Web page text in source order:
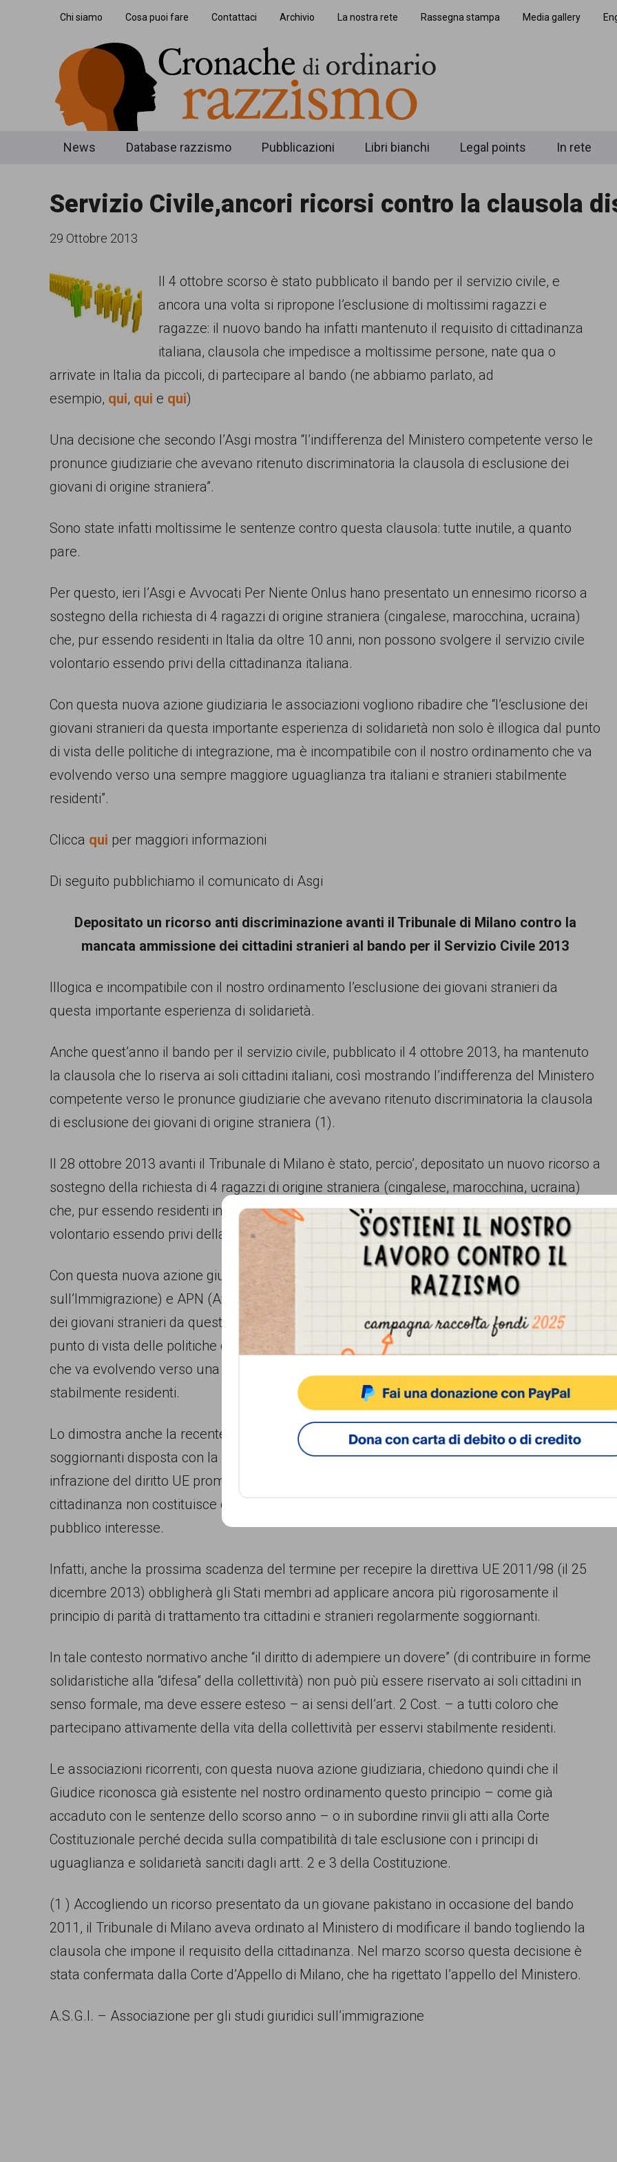
Questo sito fa uso di cookie, anche di terze parti, ma non utilizza alcun cookie di
ACCETTA NEGA VISUALIZZA LE
secondary
Chi siamo Cosa puoi fare Contattaci Archivio La nostra rete Rassegna stampa Media gallery
Cronache
ordinario
razzismo
Cronachediordinariorazzismo.org
sito
di
approfondimento
comunicazione
dedicato
al
del
razzismo
curato
in
collaborazione
con
persone,
associazioni
movimenti
che
si
battono
per
pari
garanzia
diritti
di
per
tutti.
News Database razzismo Pubblicazioni Libri bianchi Legal points In rete
Servizio Civile,ancori ricorsi contro la clausola
29 Ottobre 2013
Il 4 ottobre scorso è stato pubblicato il bando per il servizio civile, e
ancora una volta si ripropone l’esclusione di moltissimi ragazzi e
ragazze: il nuovo bando ha infatti mantenuto il requisito di cittadinanza
italiana, clausola che impedisce a moltissime persone, nate qua o
arrivate in Italia da piccoli, di partecipare al bando (ne abbiamo parlato, ad
esempio, qui, qui e qui)
Una decisione che secondo l’Asgi mostra “l’indifferenza del Ministero competente verso le
pronunce giudiziarie che avevano ritenuto discriminatoria la clausola di esclusione dei
giovani di origine straniera”.
Sono state infatti moltissime le sentenze contro questa clausola: tutte inutile, a quanto
pare.
Per questo, ieri l’Asgi e Avvocati Per Niente Onlus hano presentato un ennesimo ricorso a
sostegno della richiesta di 4 ragazzi di origine straniera (cingalese, marocchina, ucraina)
che, pur essendo residenti in Italia da oltre 10 anni, non possono svolgere il servizio civile
volontario essendo privi della cittadinanza italiana.
Con questa nuova azione giudiziaria le associazioni vogliono ribadire che “l’esclusione dei
giovani stranieri da questa importante esperienza di solidarietà non solo è illogica dal punto
di vista delle politiche di integrazione, ma è incompatibile con il nostro ordinamento che va
evolvendo verso una sempre maggiore uguaglianza tra italiani e stranieri stabilmente
residenti”.
Clicca qui per maggiori informazioni
Di seguito pubblichiamo il comunicato di Asgi
Depositato un ricorso anti discriminazione avanti il Tribunale di Milano contro la
mancata ammissione dei cittadini stranieri al bando per il Servizio Civile 2013
Illogica e incompatibile con il nostro ordinamento l’esclusione dei giovani stranieri da
questa importante esperienza di solidarietà.
Anche quest’anno il bando per il servizio civile, pubblicato il 4 ottobre 2013, ha mantenuto
la clausola che lo riserva ai soli cittadini italiani, così mostrando l’indifferenza del Ministero
competente verso le pronunce giudiziarie che avevano ritenuto discriminatoria la clausola
di esclusione dei giovani di origine straniera (1).
Il 28 ottobre 2013 avanti il Tribunale di Milano è stato, percio’, depositato un nuovo ricorso a
sostegno della richiesta di 4 ragazzi di origine straniera (cingalese, marocchina, ucraina)
che, pur essendo residenti in Italia da oltre 10 anni, non possono svolgere il servizio civile
volontario essendo privi della cittadinanza italiana.
Con questa nuova azione giudiziaria le associazioni ASGI (Associazione Studi Giuridici
sull’Immigrazione) e APN (Avvocati per Niente ONLUS) vogliono ribadire che l’esclusione
dei giovani stranieri da questa importante esperienza di solidarietà non solo è illogica dal
punto di vista delle politiche di integrazione, ma è incompatibile con il nostro ordinamento
che va evolvendo verso una sempre maggiore uguaglianza tra italiani e stranieri
stabilmente residenti.
Lo dimostra anche la recente apertura del pubblico impiego agli stranieri lungo
soggiornanti disposta con la legge europea 2013 – giunta a seguito di una procedura di
infrazione del diritto UE promossa dalla Commissione europea – che conferma che la
cittadinanza non costituisce condizione essenziale per concorrere al perseguimento del
pubblico interesse.
Infatti, anche la prossima scadenza del termine per recepire la direttiva UE 2011/98 (il 25
dicembre 2013) obbligherà gli Stati membri ad applicare ancora più rigorosamente il
principio di parità di trattamento tra cittadini e stranieri regolarmente soggiornanti.
In tale contesto normativo anche “il diritto di adempiere un dovere” (di contribuire in forme
solidaristiche alla “difesa” della collettività) non può più essere riservato ai soli cittadini in
senso formale, ma deve essere esteso – ai sensi dell’art. 2 Cost. – a tutti coloro che
partecipano attivamente della vita della collettività per esservi stabilmente residenti.
Le associazioni ricorrenti, con questa nuova azione giudiziaria, chiedono quindi che il
Giudice riconosca già esistente nel nostro ordinamento questo principio – come già
accaduto con le sentenze dello scorso anno – o in subordine rinvii gli atti alla Corte
Costituzionale perché decida sulla compatibilità di tale esclusione con i principi di
uguaglianza e solidarietà sanciti dagli artt. 2 e 3 della Costituzione.
(1 ) Accogliendo un ricorso presentato da un giovane pakistano in occasione del bando
2011, il Tribunale di Milano aveva ordinato al Ministero di modificare il bando togliendo la
clausola che impone il requisito della cittadinanza. Nel marzo scorso questa decisione è
stata confermata dalla Corte d’Appello di Milano, che ha rigettato l’appello del Ministero.
A.S.G.I. – Associazione per gli studi giuridici sull’immigrazione